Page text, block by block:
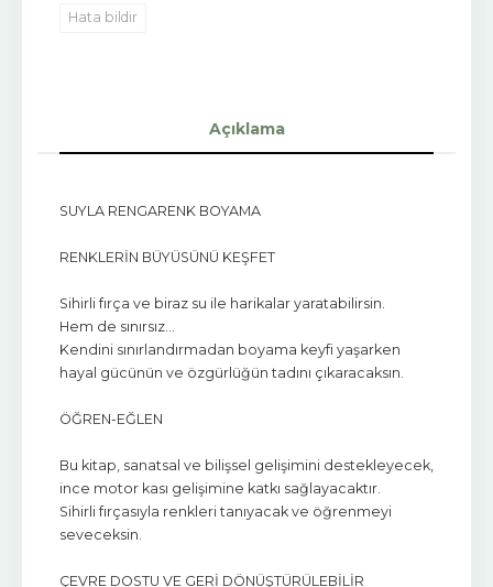
Hata bildir
Açıklama
SUYLA RENGARENK BOYAMA
RENKLERİN BÜYÜSÜNÜ KEŞFET
Sihirli fırça ve biraz su ile harikalar yaratabilirsin.
Hem de sınırsız…
Kendini sınırlandırmadan boyama keyfi yaşarken
hayal gücünün ve özgürlüğün tadını çıkaracaksın.
ÖĞREN-EĞLEN
Bu kitap, sanatsal ve bilişsel gelişimini destekleyecek,
ince motor kası gelişimine katkı sağlayacaktır.
Sihirli fırçasıyla renkleri tanıyacak ve öğrenmeyi
seveceksin.
ÇEVRE DOSTU VE GERİ DÖNÜŞTÜRÜLEBİLİR